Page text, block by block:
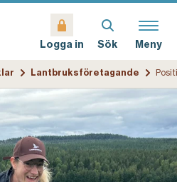
Logga in Sök Meny
Lantbruksföretagande